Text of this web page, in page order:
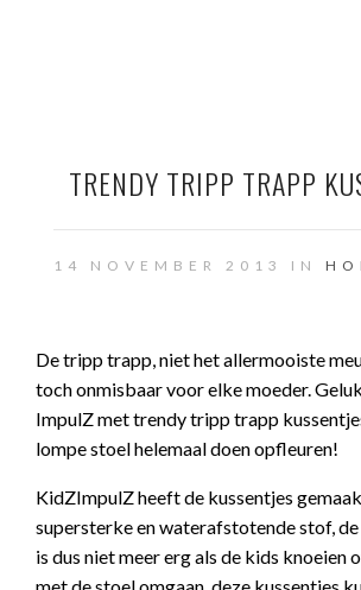
TRENDY TRIPP TRAPP
14 NOVEMBER 2013 IN
De tripp trapp, niet het allermooiste
toch onmisbaar voor elke moeder.
ImpulZ met trendy tripp trapp
lompe stoel helemaal doen opfleuren!
KidZImpulZ heeft de kussentjes
supersterke en waterafstotende stof,
is dus niet meer erg als de kids knoeien